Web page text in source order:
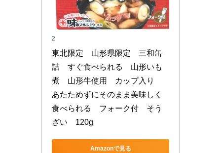
2
東北限定　山形県限定　三和缶
詰　すぐ食べられる　山形いも
煮　山形牛使用　カップ入り
あたためずにそのまま美味しく
食べられる　フォーク付　そう
ざい　120g
Amazonで見る